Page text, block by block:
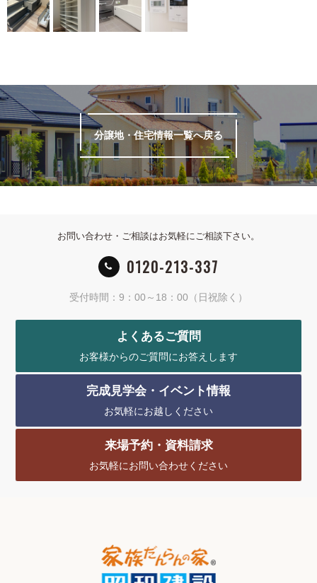
分譲地・住宅情報一覧へ戻る
お問い合わせ・ご相談はお気軽にご相談下さい。
0120-213-337
受付時間：9：00～18：00（日祝除く）
よくあるご質問
お客様からのご質問にお答えします
完成見学会・イベント情報
お気軽にお越しください
来場予約・資料請求
お気軽にお問い合わせください